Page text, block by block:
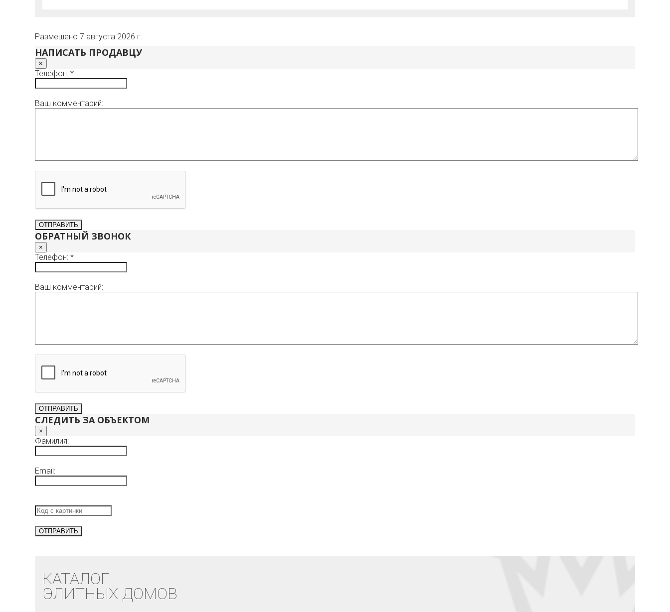
Размещено 7 августа 2026 г.
НАПИСАТЬ ПРОДАВЦУ
×
Телефон: *
Ваш комментарий:
ОБРАТНЫЙ ЗВОНОК
×
Телефон: *
Ваш комментарий:
СЛЕДИТЬ ЗА ОБЪЕКТОМ
×
Фамилия:
Email:
КАТАЛОГ
ЭЛИТНЫХ ДОМОВ